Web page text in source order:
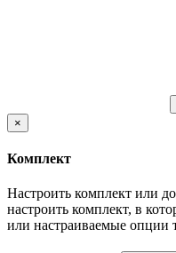
×
Комплект
Настроить комплект или
настроить комплект, в
или настраиваемые опции